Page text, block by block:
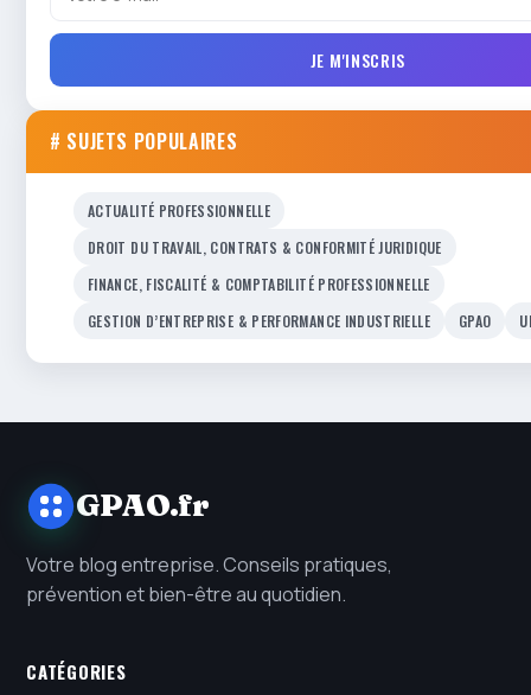
JE M'INSCRIS
# SUJETS POPULAIRES
ACTUALITÉ PROFESSIONNELLE
DROIT DU TRAVAIL, CONTRATS & CONFORMITÉ JURIDIQUE
FINANCE, FISCALITÉ & COMPTABILITÉ PROFESSIONNELLE
GESTION D’ENTREPRISE & PERFORMANCE INDUSTRIELLE
GPAO
GPAO.fr
Votre blog entreprise. Conseils pratiques,
prévention et bien-être au quotidien.
CATÉGORIES